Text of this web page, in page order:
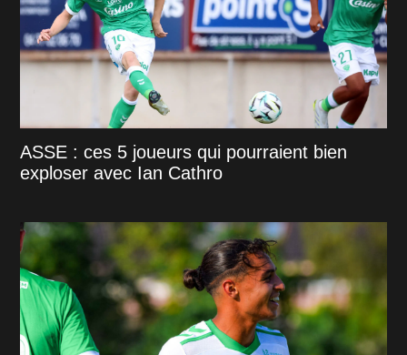
ASSE : ces 5 joueurs qui pourraient bien
exploser avec Ian Cathro